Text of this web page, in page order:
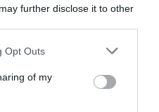
further disclose it to other
Opt Outs
of my